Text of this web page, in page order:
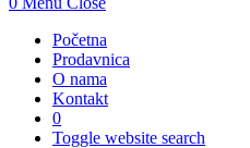
Početna
Prodavnica
O nama
Kontakt
0
Toggle website search